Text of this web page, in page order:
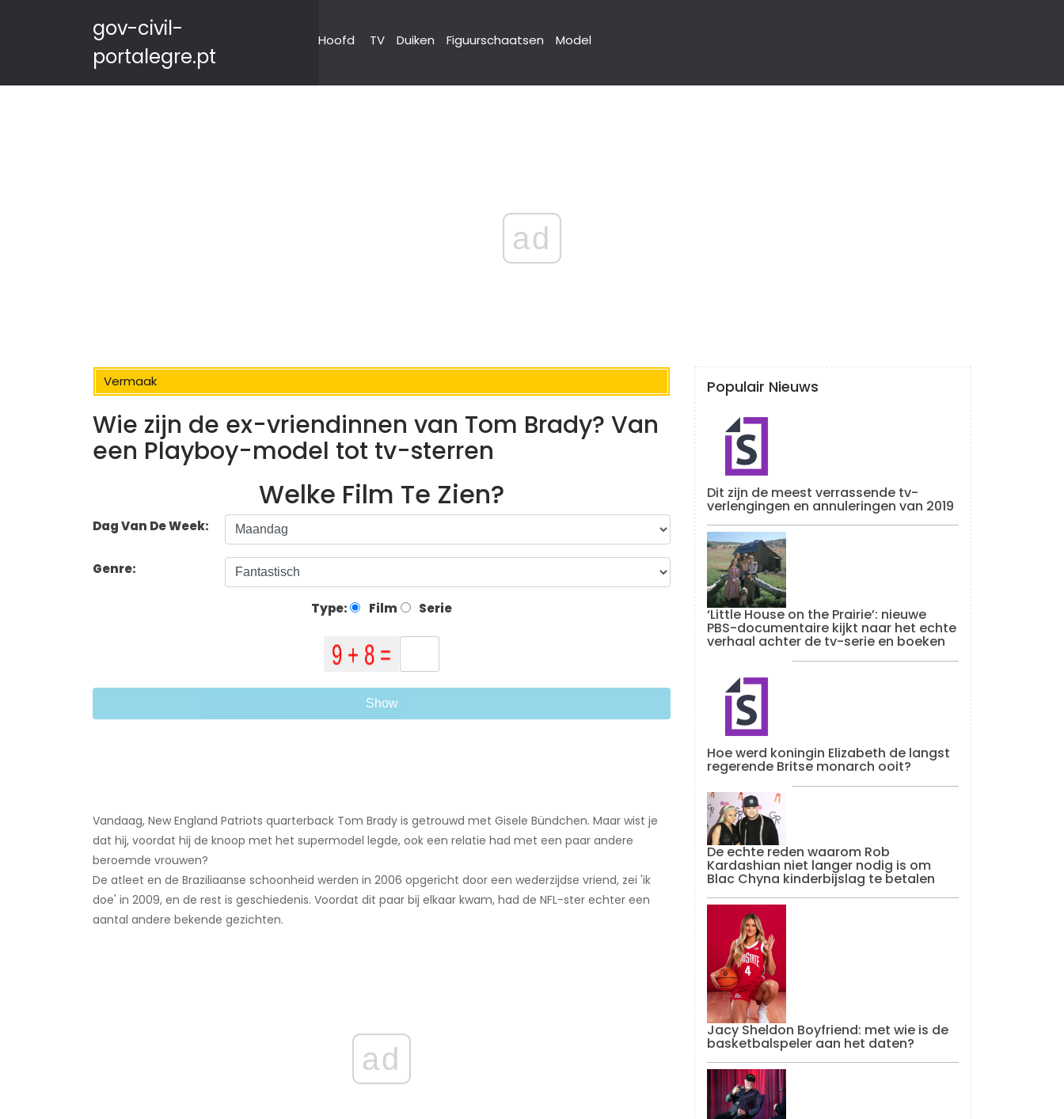
gov-civil-
portalegre.pt
Hoofd TV Duiken Figuurschaatsen Model
ad
Vermaak
Wie zijn de ex-vriendinnen van Tom Brady? Van
een Playboy-model tot tv-sterren
Welke Film Te Zien?
Dag Van De Week:
Genre:
Type: Film Serie
Show
Vandaag, New England Patriots quarterback Tom Brady is getrouwd met Gisele Bündchen. Maar wist je
dat hij, voordat hij de knoop met het supermodel legde, ook een relatie had met een paar andere
beroemde vrouwen?
De atleet en de Braziliaanse schoonheid werden in 2006 opgericht door een wederzijdse vriend, zei 'ik
doe' in 2009, en de rest is geschiedenis. Voordat dit paar bij elkaar kwam, had de NFL-ster echter een
aantal andere bekende gezichten.
ad
Populair Nieuws
Dit zijn de meest verrassende tv-
verlengingen en annuleringen van 2019
‘Little House on the Prairie’: nieuwe
PBS-documentaire kijkt naar het echte
verhaal achter de tv-serie en boeken
Hoe werd koningin Elizabeth de langst
regerende Britse monarch ooit?
De echte reden waarom Rob
Kardashian niet langer nodig is om
Blac Chyna kinderbijslag te betalen
Jacy Sheldon Boyfriend: met wie is de
basketbalspeler aan het daten?